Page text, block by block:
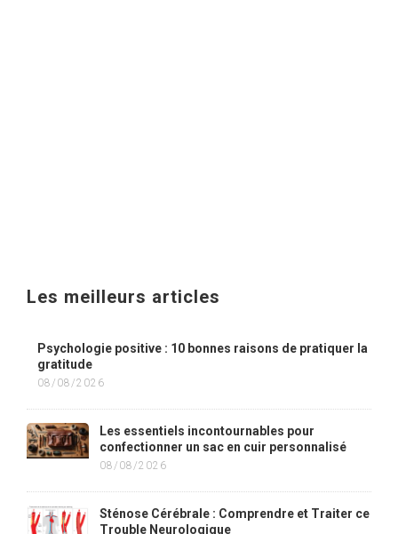
Les meilleurs articles
Psychologie positive : 10 bonnes raisons de pratiquer la
gratitude
08/08/2026
Les essentiels incontournables pour
confectionner un sac en cuir personnalisé
08/08/2026
Sténose Cérébrale : Comprendre et Traiter ce
Trouble Neurologique